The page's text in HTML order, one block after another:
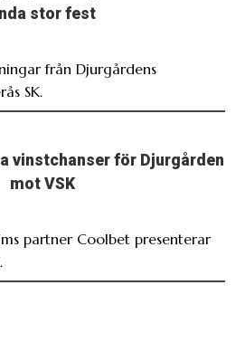
stor fest
från Djurgårdens
SK.
vinstchanser för Djurgården
mot VSK
partner Coolbet presenterar